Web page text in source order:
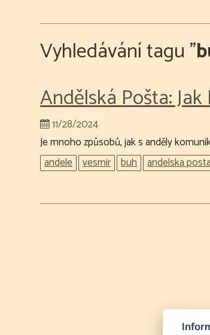
Vyhledávání tagu "
Andělská Pošta:
11/28/2024
Je mnoho způsobů, jak s anděly
andele
vesmir buh andelska